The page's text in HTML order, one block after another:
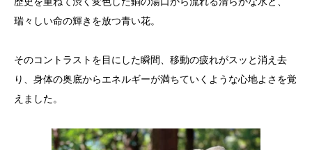
瑞々しい命の輝きを放つ青い花。
そのコントラストを目にした瞬間、移動の疲れがスッと消え去
り、身体の奥底からエネルギーが満ちていくような心地よさを覚
えました。